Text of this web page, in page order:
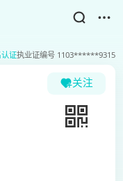
证执业证编号 1103******9315
关注